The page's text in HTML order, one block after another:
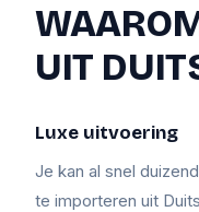
UIT
Luxe uitvoering
Je kan al snel
te importeren uit